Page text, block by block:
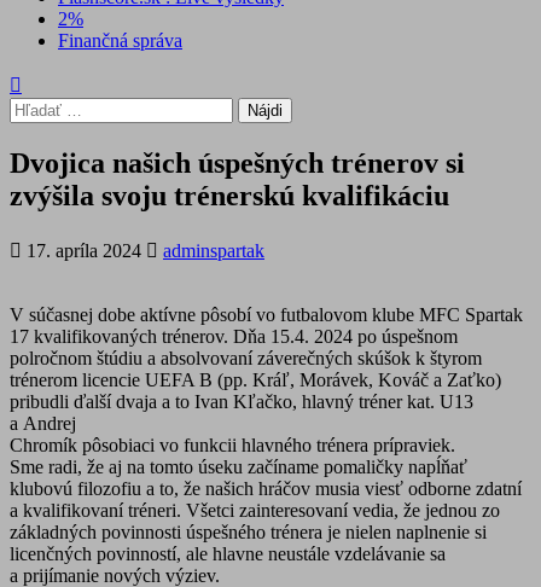
2%
Finančná správa
Hľadať:
Dvojica našich úspešných trénerov si
zvýšila svoju trénerskú kvalifikáciu
17. apríla 2024 adminspartak
V súčasnej dobe aktívne pôsobí vo futbalovom klube MFC Spartak
17 kvalifikovaných trénerov. Dňa 15.4. 2024 po úspešnom
polročnom štúdiu a absolvovaní záverečných skúšok k štyrom
trénerom licencie UEFA B (pp. Kráľ, Morávek, Kováč a Zaťko)
pribudli ďalší dvaja a to Ivan Kľačko, hlavný tréner kat. U13
a Andrej
Chromík pôsobiaci vo funkcii hlavného trénera prípraviek.
Sme radi, že aj na tomto úseku začíname pomaličky napĺňať
klubovú filozofiu a to, že našich hráčov musia viesť odborne zdatní
a kvalifikovaní tréneri. Všetci zainteresovaní vedia, že jednou zo
základných povinnosti úspešného trénera je nielen naplnenie si
licenčných povinností, ale hlavne neustále vzdelávanie sa
a prijímanie nových výziev.